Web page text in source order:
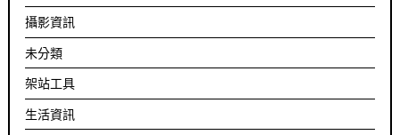
攝影資訊
未分類
架站工具
生活資訊